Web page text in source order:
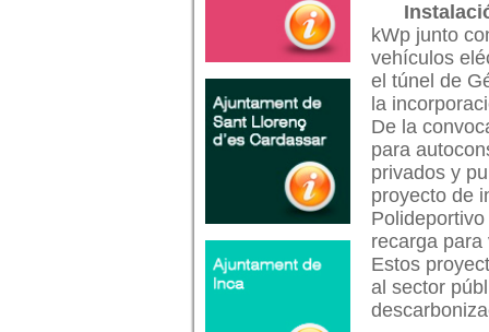
kWp junto
vehículos
el túnel de
la
De la
para
privados y
proyecto de
recarga
Estos
al sector